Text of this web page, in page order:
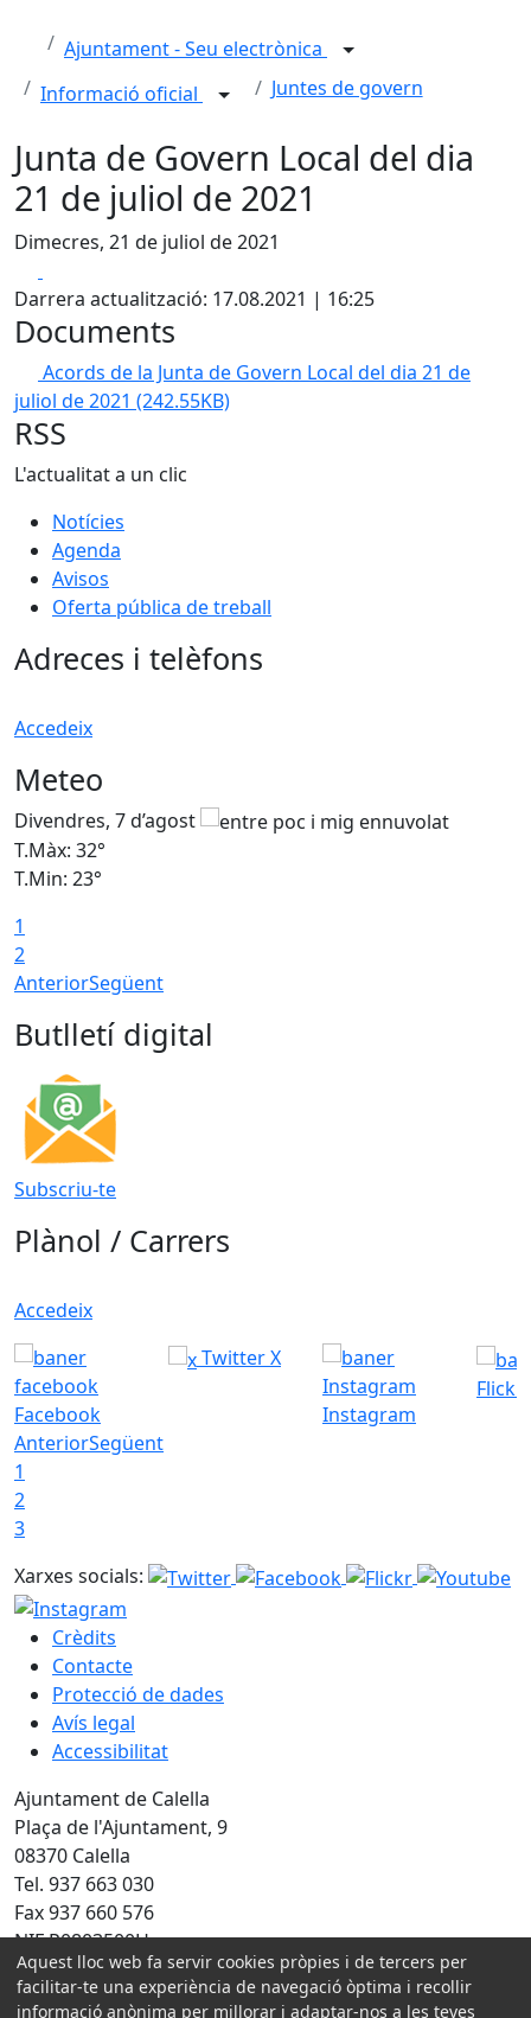
Ajuntament - Seu electrònica
Informació oficial
Juntes de govern
Junta de Govern Local del dia
21 de juliol de 2021
Dimecres, 21 de juliol de 2021
Darrera actualització: 17.08.2021 | 16:25
Documents
Acords de la Junta de Govern Local del dia 21 de
juliol de 2021 (242.55KB)
RSS
L'actualitat a un clic
Notícies
Agenda
Avisos
Oferta pública de treball
Adreces i telèfons
Accedeix
Meteo
Divendres, 7 d’agost
T.Màx: 32°
T.Min: 23°
1
2
AnteriorSegüent
Butlletí digital
Subscriu-te
Plànol / Carrers
Accedeix
Facebook
Twitter X
Instagram
Flickr
AnteriorSegüent
1
2
3
Xarxes socials:
Crèdits
Contacte
Protecció de dades
Avís legal
Accessibilitat
Ajuntament de Calella
Plaça de l'Ajuntament, 9
08370 Calella
Tel. 937 663 030
Fax 937 660 576
NIF P0803500H
Amb la col·laboració de:
Aquest lloc web fa servir cookies pròpies i de tercers per
facilitar-te una experiència de navegació òptima i recollir
informació anònima per millorar i adaptar-nos a les teves